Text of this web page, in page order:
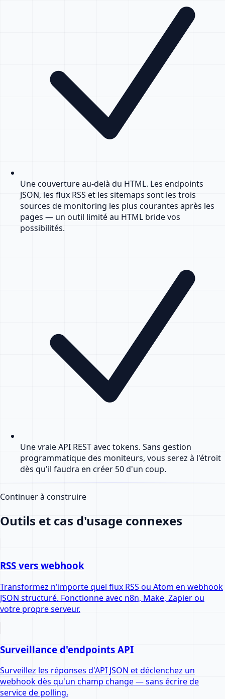
Une couverture au-delà du HTML. Les endpoints
JSON, les flux RSS et les sitemaps sont les trois
sources de monitoring les plus courantes après les
pages — un outil limité au HTML bride vos
possibilités.
Une vraie API REST avec tokens. Sans gestion
programmatique des moniteurs, vous serez à l'étroit
dès qu'il faudra en créer 50 d'un coup.
Continuer à construire
Outils et cas d'usage connexes
RSS vers webhook
Transformez n'importe quel flux RSS ou Atom en webhook
JSON structuré. Fonctionne avec n8n, Make, Zapier ou
votre propre serveur.
Surveillance d'endpoints API
Surveillez les réponses d'API JSON et déclenchez un
webhook dès qu'un champ change — sans écrire de
service de polling.